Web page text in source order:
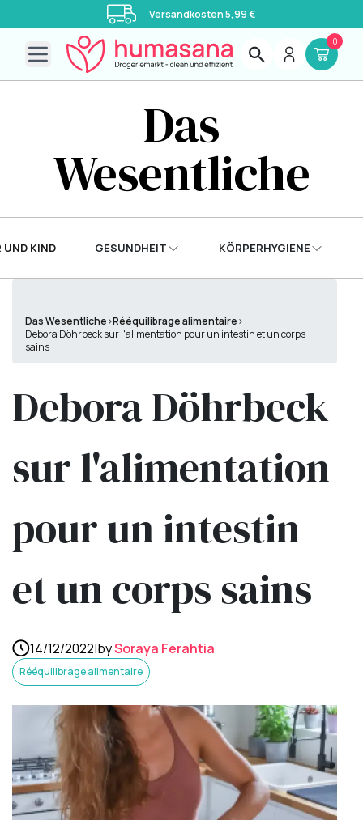
Versandkosten 5,99 €
Open main menu
0
Das
Wesentliche
KIND GESUNDHEIT KÖRPERHYGIENE
Das Wesentliche›Rééquilibrage alimentaire›
Debora Döhrbeck sur l'alimentation pour un intestin et un corps
sains
Debora Döhrbeck
sur l'alimentation
pour un intestin
et un corps sains
14/12/2022|bySoraya Ferahtia
Rééquilibrage alimentaire